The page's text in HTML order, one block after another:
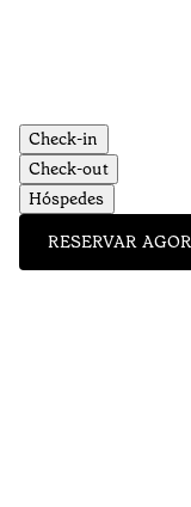
Check-in
Check-out
Hóspedes
RESERVAR